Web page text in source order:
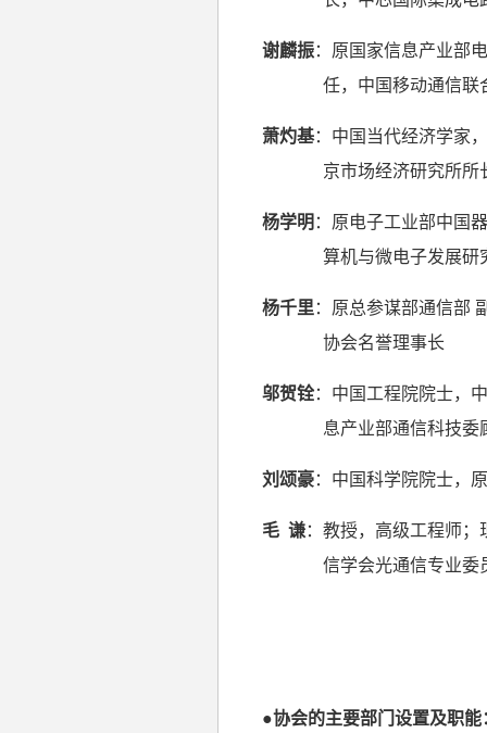
谢麟振：原国家信息产业部
任，中国移动通信联
萧灼基：中国当代经济学家
京市场经济研究所所
杨学明 ：原电子工业部中国
算机与微电子发展研
杨千里 ：原总参谋部通信部
协会名誉理事长
邬贺铨：中国工程院院士，
息产业部通信科技委
刘颂豪：中国科学院院士，
毛 谦：教授，高级工程师
信学会光通信专业委
●协会的主要部门设置及职能